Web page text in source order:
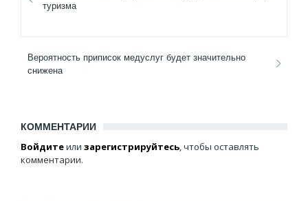
туризма
Вероятность приписок медуслуг будет значительно
снижена
КОММЕНТАРИИ
Войдитеили зарегистрируйтесь, чтобы оставлять
комментарии.